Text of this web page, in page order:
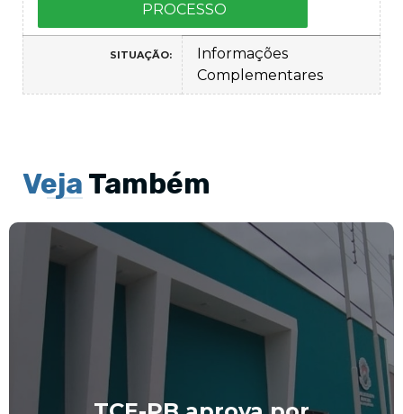
PROCESSO
SITUAÇÃO:
Informações
Complementares
Veja Também